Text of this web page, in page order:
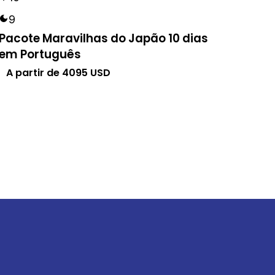
9
Maravilhas do Japão 10 dias
Português
A partir de 4095 USD